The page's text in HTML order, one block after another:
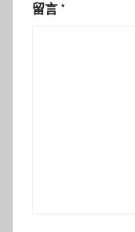
留言 *